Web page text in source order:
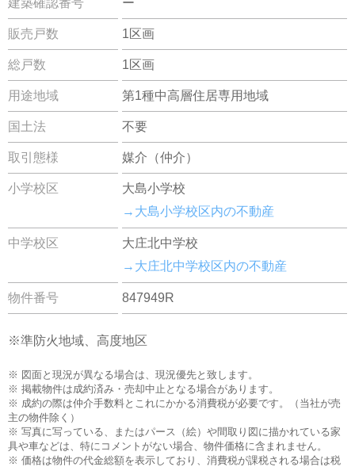
販売戸数 1区画
総戸数 1区画
用途地域 第1種中高層住居専用地域
国土法 不要
取引態様 媒介（仲介）
小学校区
大島小学校
→大島小学校区内の不動産
中学校区
大庄北中学校
→大庄北中学校区内の不動産
物件番号 847949R
※準防火地域、高度地区
※ 図面と現況が異なる場合は、現況優先と致します。
※ 掲載物件は成約済み・売却中止となる場合があります。
※ 成約の際は仲介手数料とこれにかかる消費税が必要です。（当社が売
主の物件除く）
※ 写真に写っている、またはパース（絵）や間取り図に描かれている家
具や車などは、特にコメントがない場合、物件価格に含まれません。
※ 価格は物件の代金総額を表示しており、消費税が課税される場合は税